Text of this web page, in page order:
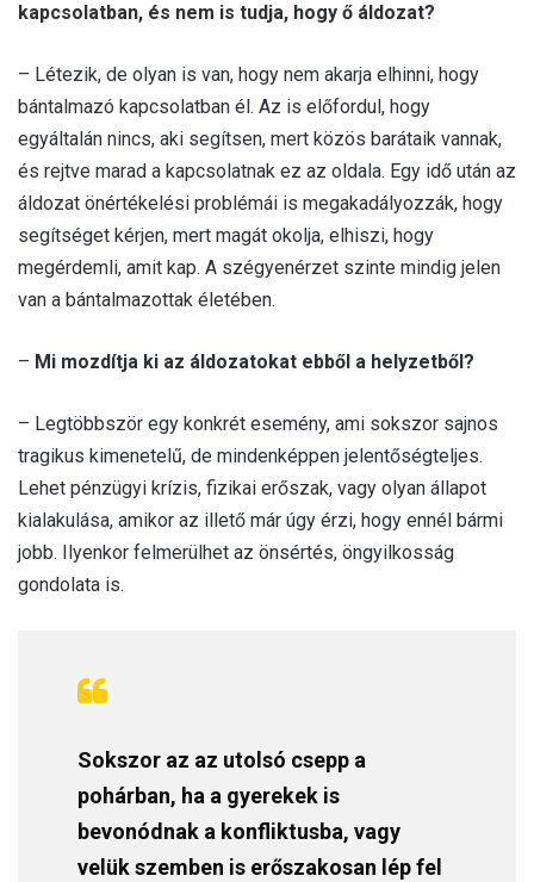
kapcsolatban, és nem is tudja, hogy ő áldozat?
– Létezik, de olyan is van, hogy nem akarja elhinni, hogy
bántalmazó kapcsolatban él. Az is előfordul, hogy
egyáltalán nincs, aki segítsen, mert közös barátaik vannak,
és rejtve marad a kapcsolatnak ez az oldala. Egy idő után az
áldozat önértékelési problémái is megakadályozzák, hogy
segítséget kérjen, mert magát okolja, elhiszi, hogy
megérdemli, amit kap. A szégyenérzet szinte mindig jelen
van a bántalmazottak életében.
– Mi mozdítja ki az áldozatokat ebből a helyzetből?
– Legtöbbször egy konkrét esemény, ami sokszor sajnos
tragikus kimenetelű, de mindenképpen jelentőségteljes.
Lehet pénzügyi krízis, fizikai erőszak, vagy olyan állapot
kialakulása, amikor az illető már úgy érzi, hogy ennél bármi
jobb. Ilyenkor felmerülhet az önsértés, öngyilkosság
gondolata is.
Sokszor az az utolsó csepp a
pohárban, ha a gyerekek is
bevonódnak a konfliktusba, vagy
velük szemben is erőszakosan lép fel